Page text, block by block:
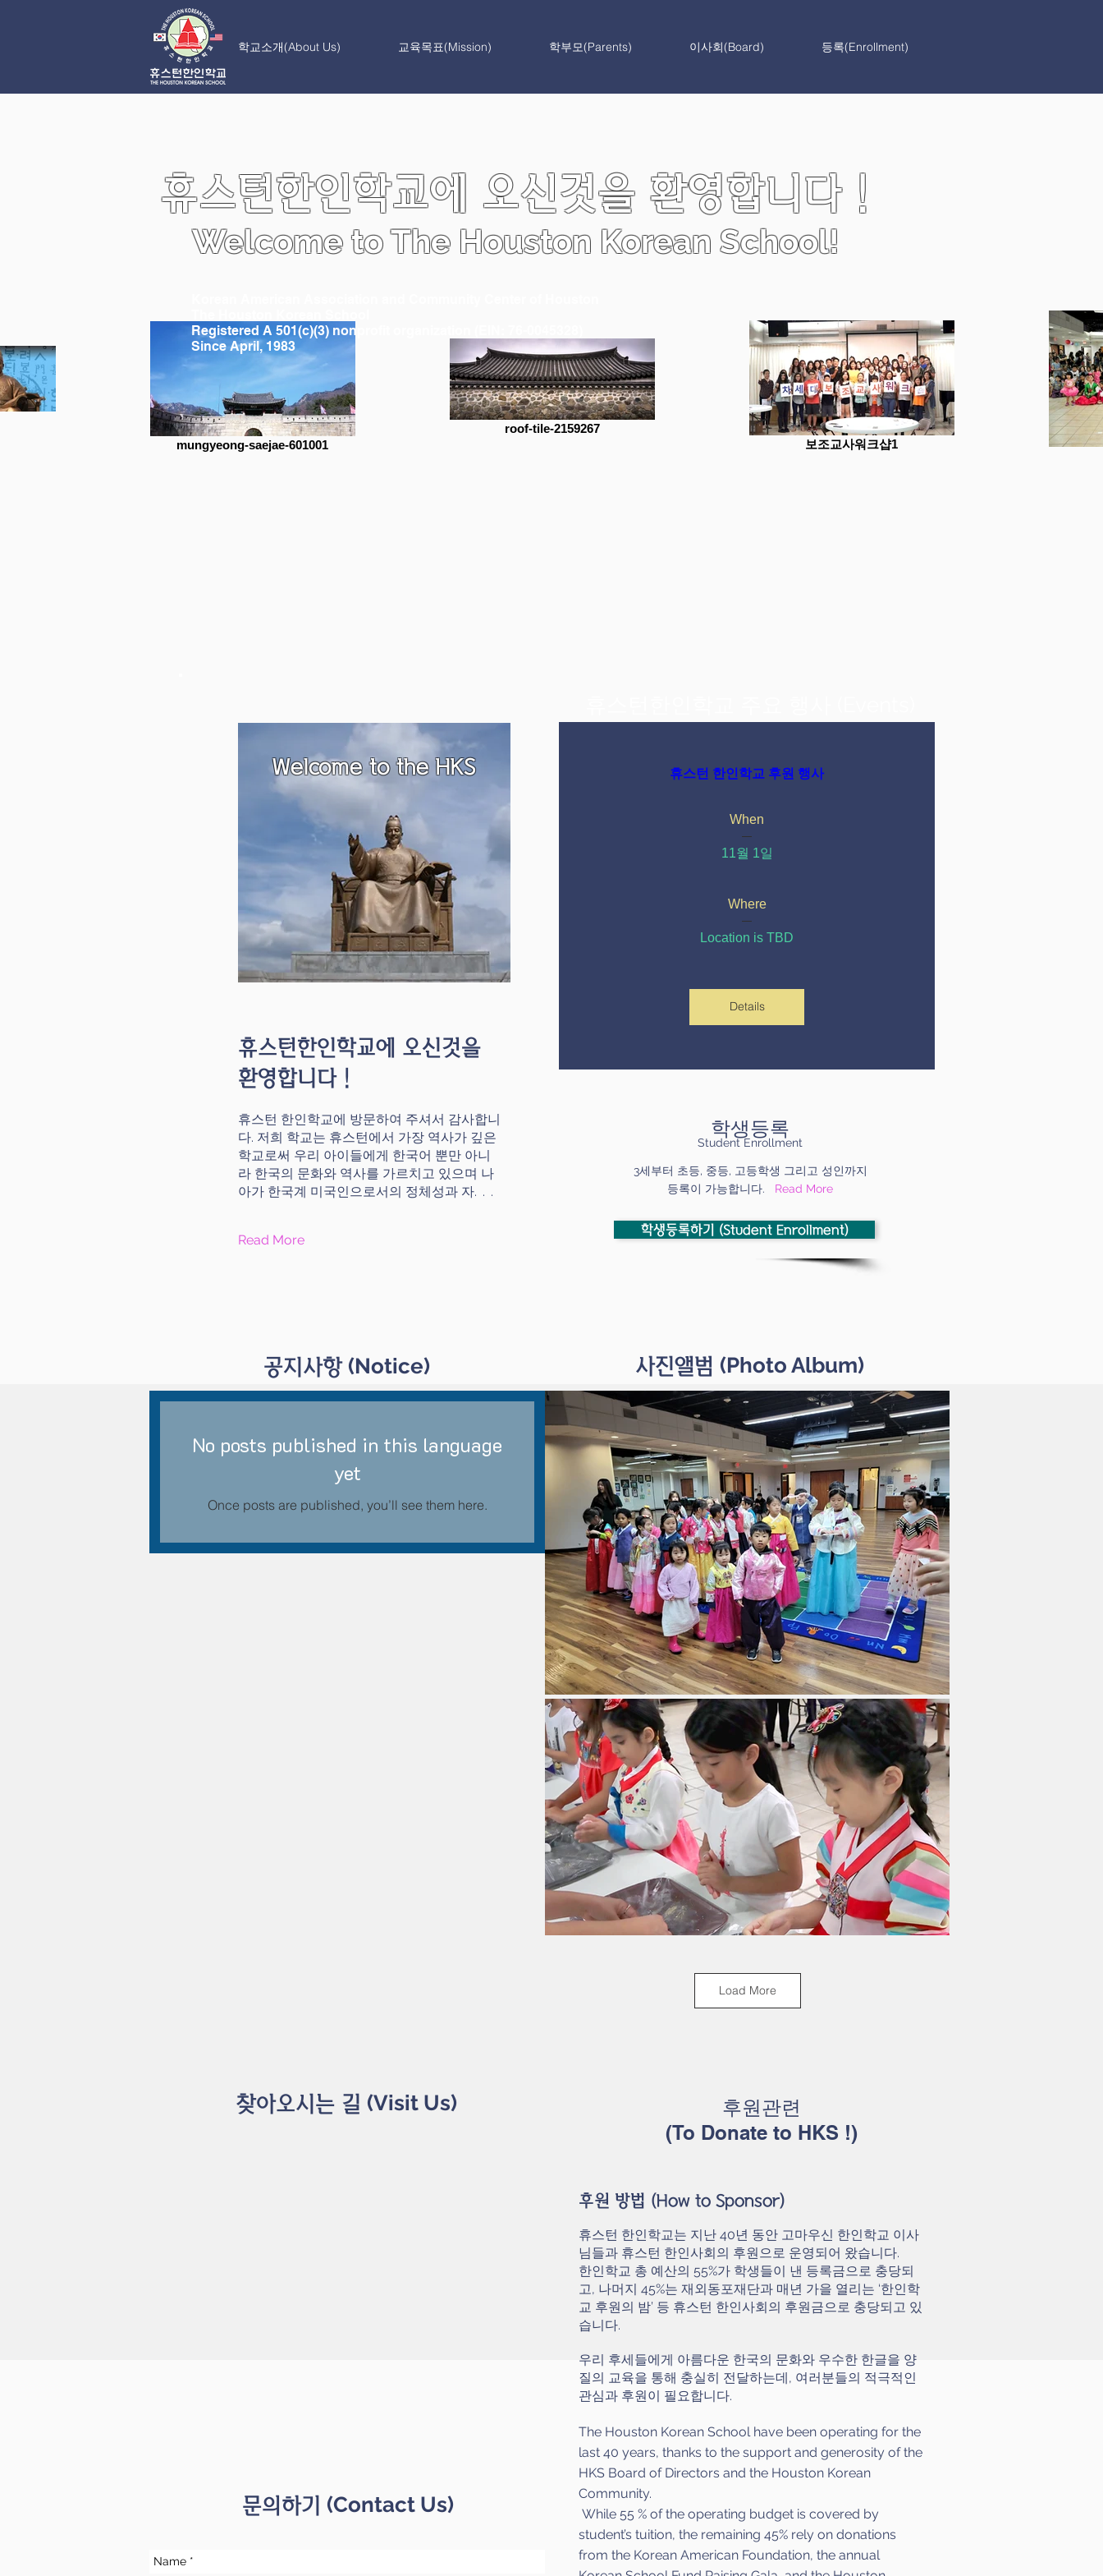
학교소개(About Us) 교육목표(Mission) 학부모(Parents) 이사회(Board) 등록(Enrollment)
mungyeong-saejae-601001
roof-tile-2159267
보조교사워크샵1
휴스턴한인학교에 오신것을 환영합니다 !
Welcome to The Houston Korean School!
Registered A 501(c)(3) nonprofit organization (EIN: 76-0045328)
Since April, 1983
휴스턴 한인학교 후원 행사
When
11월 1일
Where
Location is TBD
Details
​Welcome to the HKS
​휴스턴한인학교에 오신것을
환영합니다 !
휴스턴 한인학교에 방문하여 주셔서 감사합니
다. 저희 학교는 휴스턴에서 가장 역사가 깊은
학교로써 우리 아이들에게 한국어 뿐만 아니
라 한국의 문화와 역사를 가르치고 있으며 나
아가 한국계 미국인으로서의 정체성과 자​...
Read More
학생등록
Student Enrollment
3세부터 초등, 중등, 고등학생 그리고 성인까지
등록이 가능합니다. Read More
학생등록하기 (Student Enrollment)
​공지사항 (Notice) ​사진앨범 (Photo Album)
No posts published in this language
yet
Once posts are published, you’ll see them here.
Load More
​찾아오시는 길 (Visit Us)
문의하기 (Contact Us)
후원관련
(To Donate to HKS !)
후원 방법 (How to Sponsor)
휴스턴 한인학교는 지난 40년 동안 고마우신 한인학교 이사
님들과 휴스턴 한인사회의 후원으로 운영되어 왔습니다.
한인학교 총 예산의 55%가 학생들이 낸 등록금으로 충당되
고, 나머지 45%는 재외동포재단과 매년 가을 열리는 ‘한인학
교 후원의 밤’ 등 휴스턴 한인사회의 후원금으로 충당되고 있
습니다.
우리 후세들에게 아름다운 한국의 문화와 우수한 한글을 양
질의 교육을 통해 충실히 전달하는데, 여러분들의 적극적인
관심과 후원이 필요합니다.
The Houston Korean School have been operating for the
last 40 years, thanks to the support and generosity of the
HKS Board of Directors and the Houston Korean
Community.
While 55 % of the operating budget is covered by
student’s tuition, the remaining 45% rely on donations
from the Korean American Foundation, the annual